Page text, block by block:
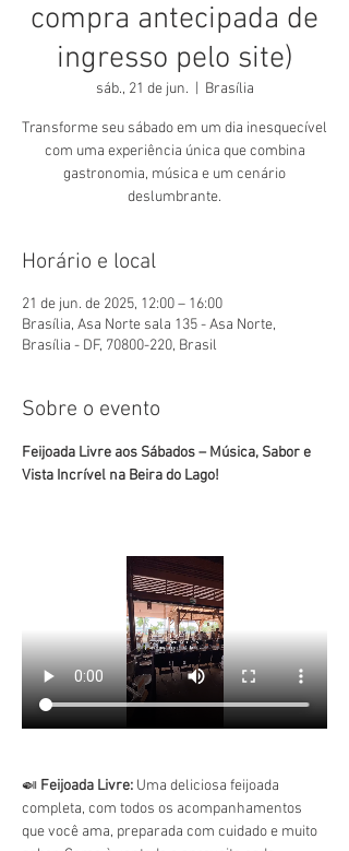
compra antecipada de
ingresso pelo site)
sáb., 21 de jun. Brasília
Transforme seu sábado em um dia inesquecível
com uma experiência única que combina
gastronomia, música e um cenário
deslumbrante.
Horário e local
21 de jun. de 2025, 12:00 – 16:00
Brasília, Asa Norte sala 135 - Asa Norte,
Brasília - DF, 70800-220, Brasil
Sobre o evento
Feijoada Livre aos Sábados – Música, Sabor e
Vista Incrível na Beira do Lago!
🍛 Feijoada Livre: Uma deliciosa feijoada
completa, com todos os acompanhamentos
que você ama, preparada com cuidado e muito